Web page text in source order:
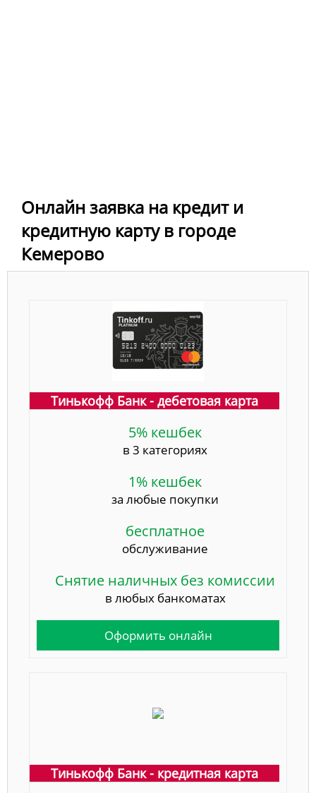
Онлайн заявка на кредит и
кредитную карту в городе
Кемерово
Тинькофф Банк - дебетовая карта
5% кешбек
в 3 категориях
1% кешбек
за любые покупки
бесплатное
обслуживание
Снятие наличных без комиссии
в любых банкоматах
Оформить онлайн
Тинькофф Банк - кредитная карта